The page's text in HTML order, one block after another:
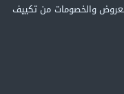
والخصومات من تكييف